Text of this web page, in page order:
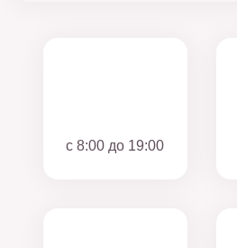
с 8:00 до 19:00